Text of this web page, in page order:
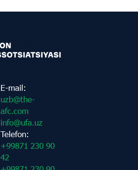
E-mail:
uzb@the-
afc.com
info@ufa.uz
Telefon:
+99871 230 90
42